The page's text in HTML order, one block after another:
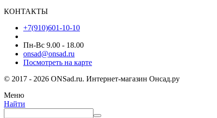
КОНТАКТЫ
+7(910)601-10-10
Пн-Вс 9.00 - 18.00
onsad@onsad.ru
Посмотреть на карте
© 2017 - 2026 ONSad.ru. Интернет-магазин Онсад.ру
Меню
Найти